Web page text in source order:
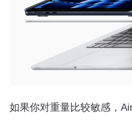
如果你对重量比较敏感，